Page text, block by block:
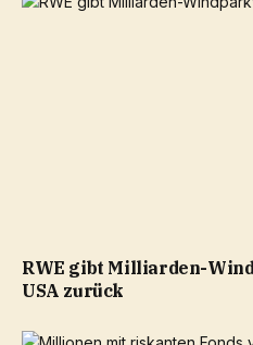
RWE gibt Milliarden-
USA zurück